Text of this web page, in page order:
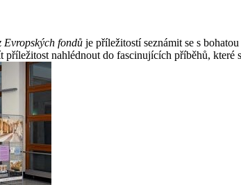
Evropských fondů je příležitostí seznámit se s
nahlédnout do fascinujících příběhů,